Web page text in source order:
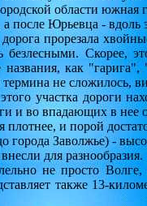
области южная
после Юрьевца - вдоль
прорезала
безлесными. Скорее,
названия, как
не сложилось,
участка дороги
и во впадающих в нее
и порой
города Заволжье) -
для разнообразия.
не просто
также 13-